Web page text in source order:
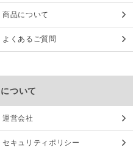
商品について
よくあるご質問
ついて
運営会社
セキュリティポリシー